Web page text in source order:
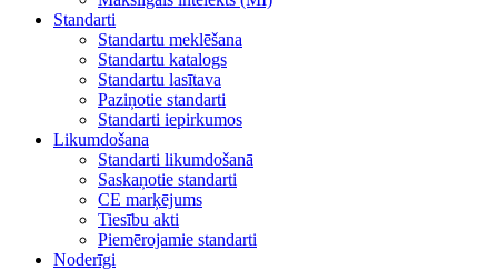
Standarti
Standartu meklēšana
Standartu katalogs
Standartu lasītava
Paziņotie standarti
Standarti iepirkumos
Likumdošana
Standarti likumdošanā
Saskaņotie standarti
CE marķējums
Tiesību akti
Piemērojamie standarti
Noderīgi